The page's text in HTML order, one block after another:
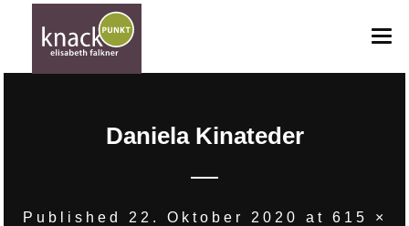
GUTSCHEINE
Daniela Kinateder
Published 22. Oktober 2020 at 615 ×